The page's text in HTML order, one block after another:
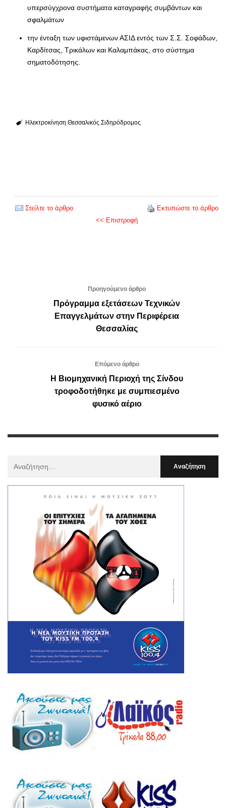
υπερσύγχρονα συστήματα καταγραφής συμβάντων και
σφαλμάτων
την ένταξη των υφιστάμενων ΑΣΙΔ εντός των Σ.Σ. Σοφάδων,
Καρδίτσας, Τρικάλων και Καλαμπάκας, στο σύστημα
σηματοδότησης.
Ηλεκτροκίνηση Θεσσαλικός Σιδηρόδρομος
Στείλτε το άρθρο
Εκτυπώστε το άρθρο
<< Επιστροφή
Προηγούμενο άρθρο
Πρόγραμμα εξετάσεων Τεχνικών
Επαγγελμάτων στην Περιφέρεια
Θεσσαλίας
Επόμενο άρθρο
Η Βιομηχανική Περιοχή της Σίνδου
τροφοδοτήθηκε με συμπιεσμένο
φυσικό αέριο
: